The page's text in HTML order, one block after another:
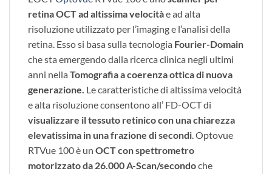
retina OCT ad altissima velocitàe ad alta
risoluzione utilizzato per l’imaging e l’analisi della
retina. Esso si basa sulla tecnologia Fourier-Domain
che sta emergendo dalla ricerca clinica negli ultimi
anni nella Tomografia a coerenza ottica di nuova
generazione. Le caratteristiche di altissima velocità
e alta risoluzione consentono all’ FD-OCT di
visualizzare il tessuto retinico con una chiarezza
elevatissima in una frazione di secondi. Optovue
RTVue 100 è un OCT con spettrometro
motorizzato da 26.000 A-Scan/secondoche